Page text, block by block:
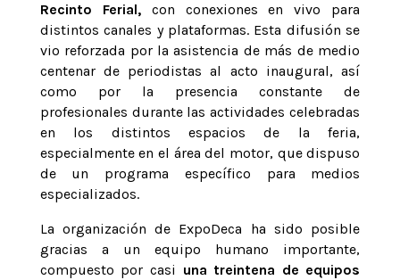
Recinto Ferial,con conexiones en vivo para
distintos canales y plataformas. Esta difusión se
vio reforzada por la asistencia de más de medio
centenar de periodistas al acto inaugural, así
como por la presencia constante de
profesionales durante las actividades celebradas
en los distintos espacios de la feria,
especialmente en el área del motor, que dispuso
de un programa específico para medios
especializados.
La organización de ExpoDeca ha sido posible
gracias a un equipo humano importante,
compuesto por casi una treintena de equipos